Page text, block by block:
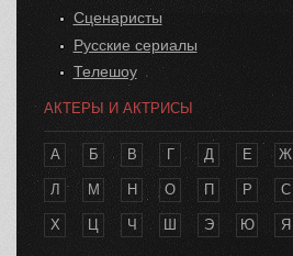
Сценаристы
Русские сериалы
Телешоу
АКТЕРЫ И АКТРИСЫ
А Б В Г Д Е Ж
Л М Н О П Р С
Х Ц Ч Ш Э Ю Я